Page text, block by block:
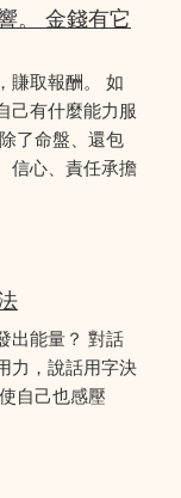
。 金錢有它
賺取報酬。 如
己有什麼能力服
了命盤、還包
信心、責任承擔
出能量？ 對話
力，說話用字決
自己也感壓